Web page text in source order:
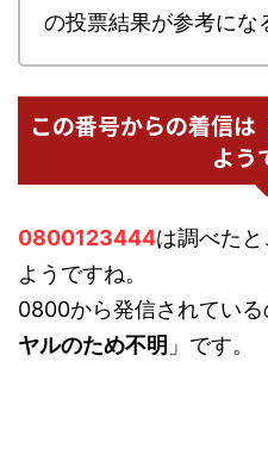
の投票結果が参考にな
この番号からの着信は
よう
0800123444は調べたと
ようですね。
0800から発信されている
ヤルのため不明 」です。